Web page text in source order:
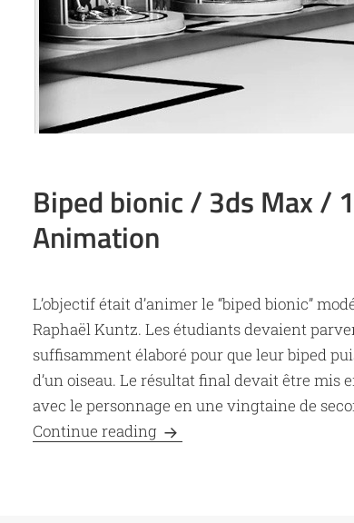
Biped bionic / 3ds Max /
Animation
L’objectif était d’animer le “biped bionic”
Raphaël Kuntz. Les étudiants devaient
suffisamment élaboré pour que leur biped
d’un oiseau. Le résultat final devait être mis
avec le personnage en une vingtaine de
Continue reading Biped bionic / 3ds Max /